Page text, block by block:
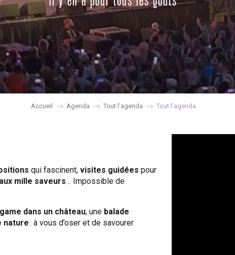
Accueil Agenda Tout l’agenda Tout l’agenda
qui fascinent, visites guidées pour
mille saveurs… Impossible de
dans un château, une balade
nature: à vous d’oser et de savourer